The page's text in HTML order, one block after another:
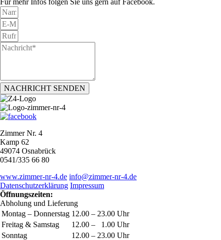
NACHRICHT SENDEN
Zimmer Nr. 4
Kamp 62
49074 Osnabrück
0541/335 66 80
www.zimmer-nr-4.de info@zimmer-nr-4.de
Datenschutzerklärung Impressum
Öffnungszeiten:
Abholung und Lieferung
Montag – Donnerstag 12.00 – 23.00 Uhr
Freitag & Samstag
12.00 – 1.00 Uhr
Sonntag
12.00 – 23.00 Uhr